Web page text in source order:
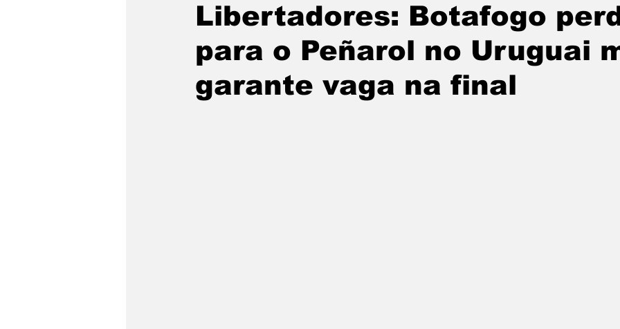
Libertadores: Botafogo
para o Peñarol no Uruguai
garante vaga na final